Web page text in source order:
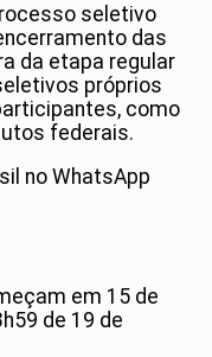
seletivo
das
da etapa regular
próprios
como
federais.
no WhatsApp
em 15 de
de 19 de